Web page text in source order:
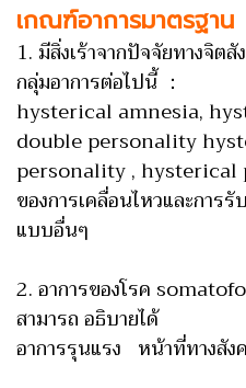
เกณฑ์อาการมาตรฐาน
1. มีสิ่งเร้าจากปัจจัยทางจิต
กลุ่มอาการต่อไปนี้ ：
hysterical amnesia,
double personality
personality , hysterical
ของการเคลื่อนไหวและการ
แบบอื่นๆ
2. อาการของโรค
สามารถ อธิบายได้
อาการรุนแรง หน้าที่ทางสัง